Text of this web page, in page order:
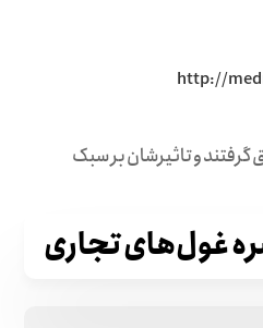
گرفتند و تاثیرشان بر سبک
غول‌های تجاری